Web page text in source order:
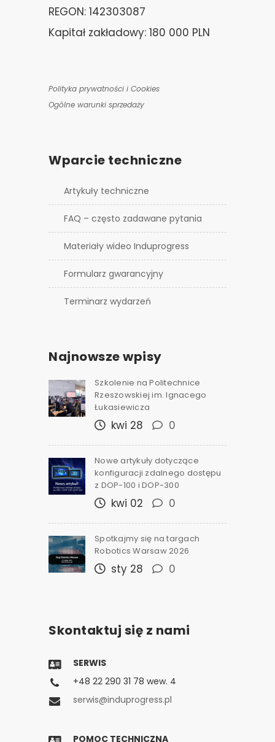
REGON: 142303087
Kapitał zakładowy: 180 000 PLN
Polityka prywatności i Cookies
Ogólne warunki sprzedaży
Wparcie techniczne
Artykuły techniczne
FAQ – często zadawane pytania
Materiały wideo Induprogress
Formularz gwarancyjny
Terminarz wydarzeń
Najnowsze wpisy
Szkolenie na Politechnice
Rzeszowskiej im. Ignacego
Łukasiewicza
kwi 28 0
Nowe artykuły dotyczące
konfiguracji zdalnego dostępu
z DOP-100 i DOP-300
kwi 02 0
Spotkajmy się na targach
Robotics Warsaw 2026
sty 28 0
Skontaktuj się z nami
SERWIS
+48 22 290 31 78 wew. 4
serwis@induprogress.pl
POMOC TECHNICZNA